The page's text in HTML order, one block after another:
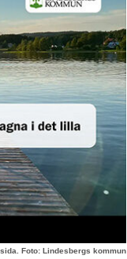
Foto: Lindesbergs kommun